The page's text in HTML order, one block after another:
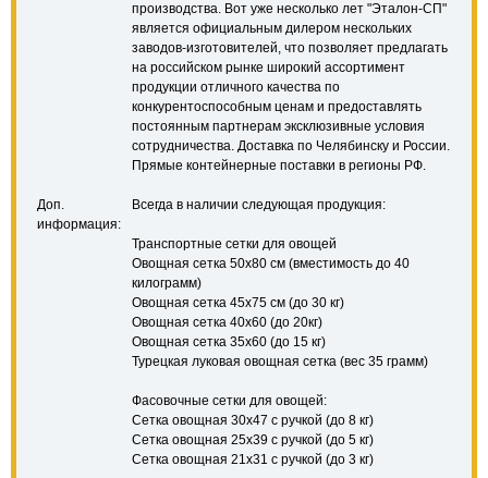
Доп.
информация:
производства. Вот уже несколько лет "Эталон-СП"
является официальным дилером нескольких
заводов-изготовителей, что позволяет предлагать
на российском рынке широкий ассортимент
продукции отличного качества по
конкурентоспособным ценам и предоставлять
постоянным партнерам эксклюзивные условия
сотрудничества. Доставка по Челябинску и России.
Прямые контейнерные поставки в регионы РФ.
Всегда в наличии следующая продукция:
Транспортные сетки для овощей
Овощная сетка 50х80 см (вместимость до 40
килограмм)
Овощная сетка 45х75 см (до 30 кг)
Овощная сетка 40х60 (до 20кг)
Овощная сетка 35х60 (до 15 кг)
Турецкая луковая овощная сетка (вес 35 грамм)
Фасовочные сетки для овощей:
Сетка овощная 30х47 с ручкой (до 8 кг)
Сетка овощная 25х39 с ручкой (до 5 кг)
Сетка овощная 21х31 с ручкой (до 3 кг)